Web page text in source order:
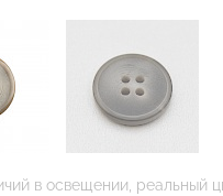
в освещении, реальный